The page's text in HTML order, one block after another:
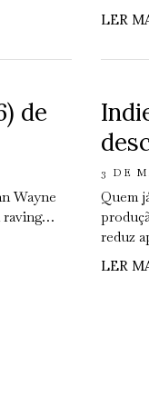
LER
de
Wayne
raving…
3 DE
Quem
reduz
LER